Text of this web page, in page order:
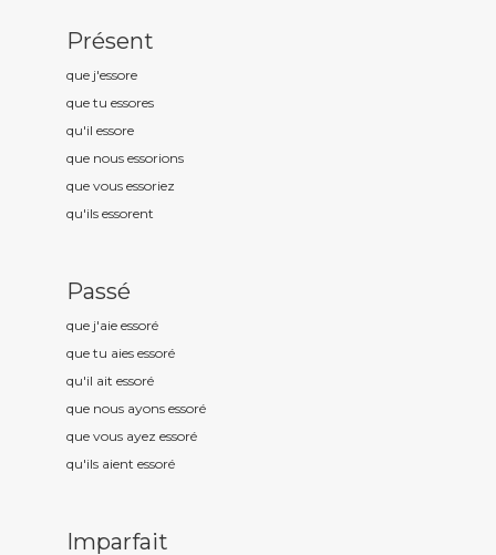
Présent
que j'essore
que tu essores
qu'il essore
que nous essorions
que vous essoriez
qu'ils essorent
Passé
que j'aie essoré
que tu aies essoré
qu'il ait essoré
que nous ayons essoré
que vous ayez essoré
qu'ils aient essoré
Imparfait